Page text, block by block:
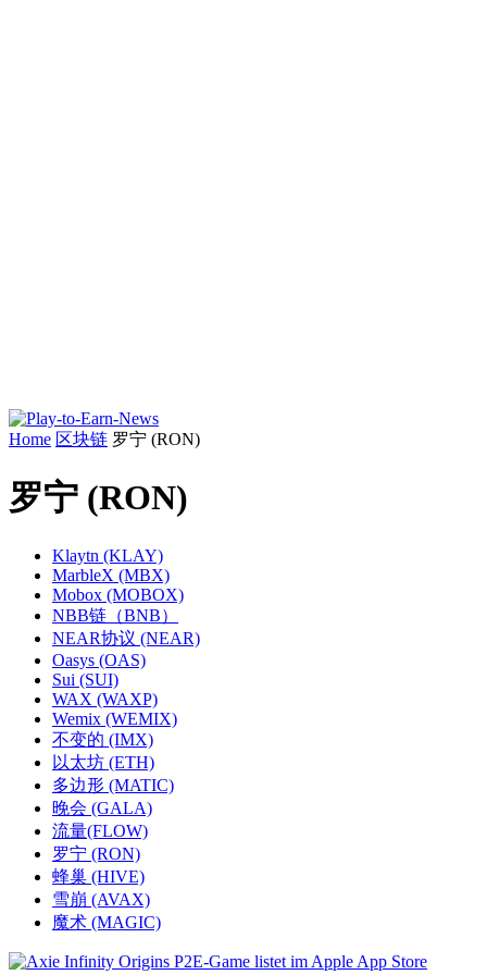
Home 区块链 罗宁 (RON)
罗宁 (RON)
Klaytn (KLAY)
MarbleX (MBX)
Mobox (MOBOX)
NBB链（BNB）
NEAR协议 (NEAR)
Oasys (OAS)
Sui (SUI)
WAX (WAXP)
Wemix (WEMIX)
不变的 (IMX)
以太坊 (ETH)
多边形 (MATIC)
晚会 (GALA)
流量(FLOW)
罗宁 (RON)
蜂巢 (HIVE)
雪崩 (AVAX)
魔术 (MAGIC)